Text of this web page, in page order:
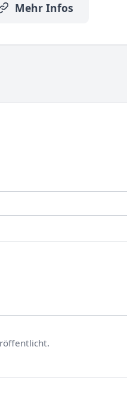
Mehr Infos